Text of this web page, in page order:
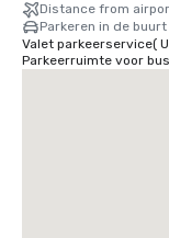
Distance from
Parkeren in de buurt
Valet parkeerservice(
Parkeerruimte voor bus